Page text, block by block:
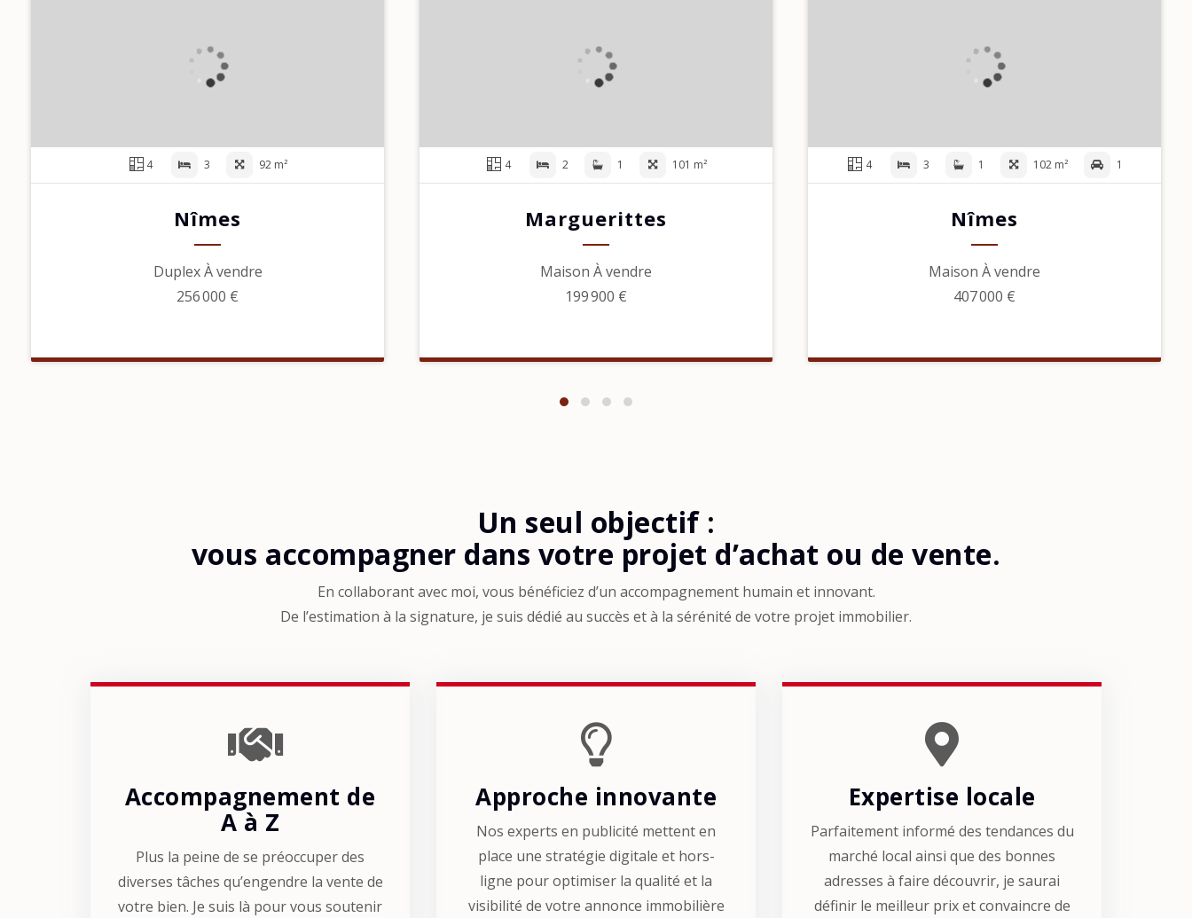
4 3 92 m²
Nîmes
Duplex À vendre
256 000 €
4 2 1 101 m²
Marguerittes
Maison À vendre
199 900 €
4 3 1 102 m² 1
Nîmes
Maison À vendre
407 000 €
Un seul objectif :
vous accompagner dans votre projet d’achat ou de vente.
En collaborant avec moi, vous bénéficiez d’un accompagnement humain et innovant.
De l’estimation à la signature, je suis dédié au succès et à la sérénité de votre projet immobilier.
Accompagnement de
A à Z
Plus la peine de se préoccuper des
diverses tâches qu’engendre la vente de
votre bien. Je suis là pour vous soutenir
Approche innovante
Nos experts en publicité mettent en
place une stratégie digitale et hors-
ligne pour optimiser la qualité et la
visibilité de votre annonce immobilière
Expertise locale
Parfaitement informé des tendances du
marché local ainsi que des bonnes
adresses à faire découvrir, je saurai
définir le meilleur prix et convaincre de